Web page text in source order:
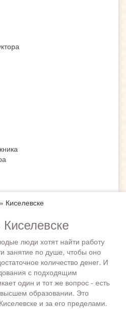
» Киселевске
люди хотят найти работу
занятие по душе, чтобы оно
количество денег. И
с подходящим
один и тот же вопрос - есть
образовании. Это
и за его пределами.